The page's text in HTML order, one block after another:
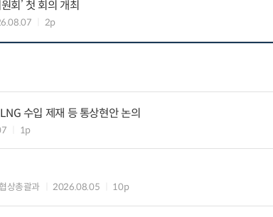
회’ 첫 회의 개최
2p
수입 제재 등 통상현안 논의
1p
상총괄과 2026.08.05 10p